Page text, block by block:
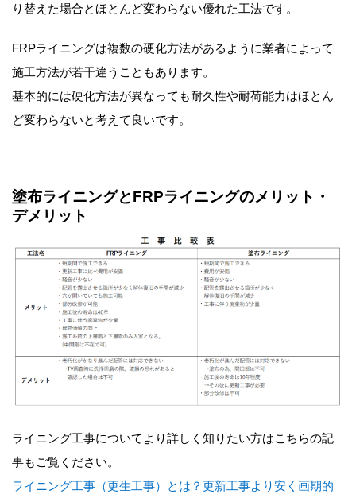
り替えた場合とほとんど変わらない優れた工法です。
FRPライニングは複数の硬化方法があるように業者によって
施工方法が若干違うこともあります。
基本的には硬化方法が異なっても耐久性や耐荷能力はほとん
ど変わらないと考えて良いです。
塗布ライニングとFRPライニングのメリット・
デメリット
ライニング工事についてより詳しく知りたい方はこちらの記
事もご覧ください。
ライニング工事（更生工事）とは？更新工事より安く画期的